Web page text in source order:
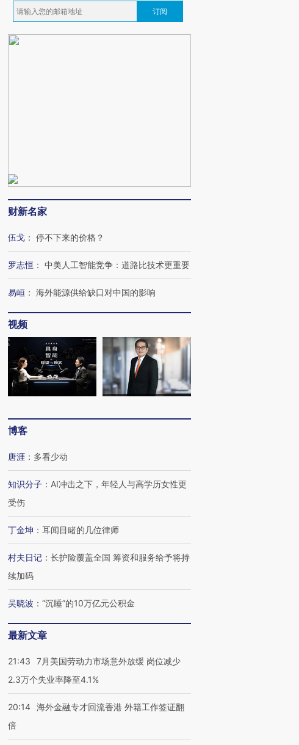
订阅
财新名家
伍戈 ： 停不下来的价格？
罗志恒 ： 中美人工智能竞争：道路比技术更重要
易峘 ： 海外能源供给缺口对中国的影响
视频
博客
唐涯 ： 多看少动
知识分子 ： AI冲击之下，年轻人与高学历女性更
受伤
丁金坤 ： 耳闻目睹的几位律师
村夫日记 ： 长护险覆盖全国 筹资和服务给予将持
续加码
吴晓波 ： “沉睡”的10万亿元公积金
最新文章
21:43
7月美国劳动力市场意外放缓 岗位减少
2.3万个失业率降至4.1%
20:14 海外金融专才回流香港 外籍工作签证翻
倍